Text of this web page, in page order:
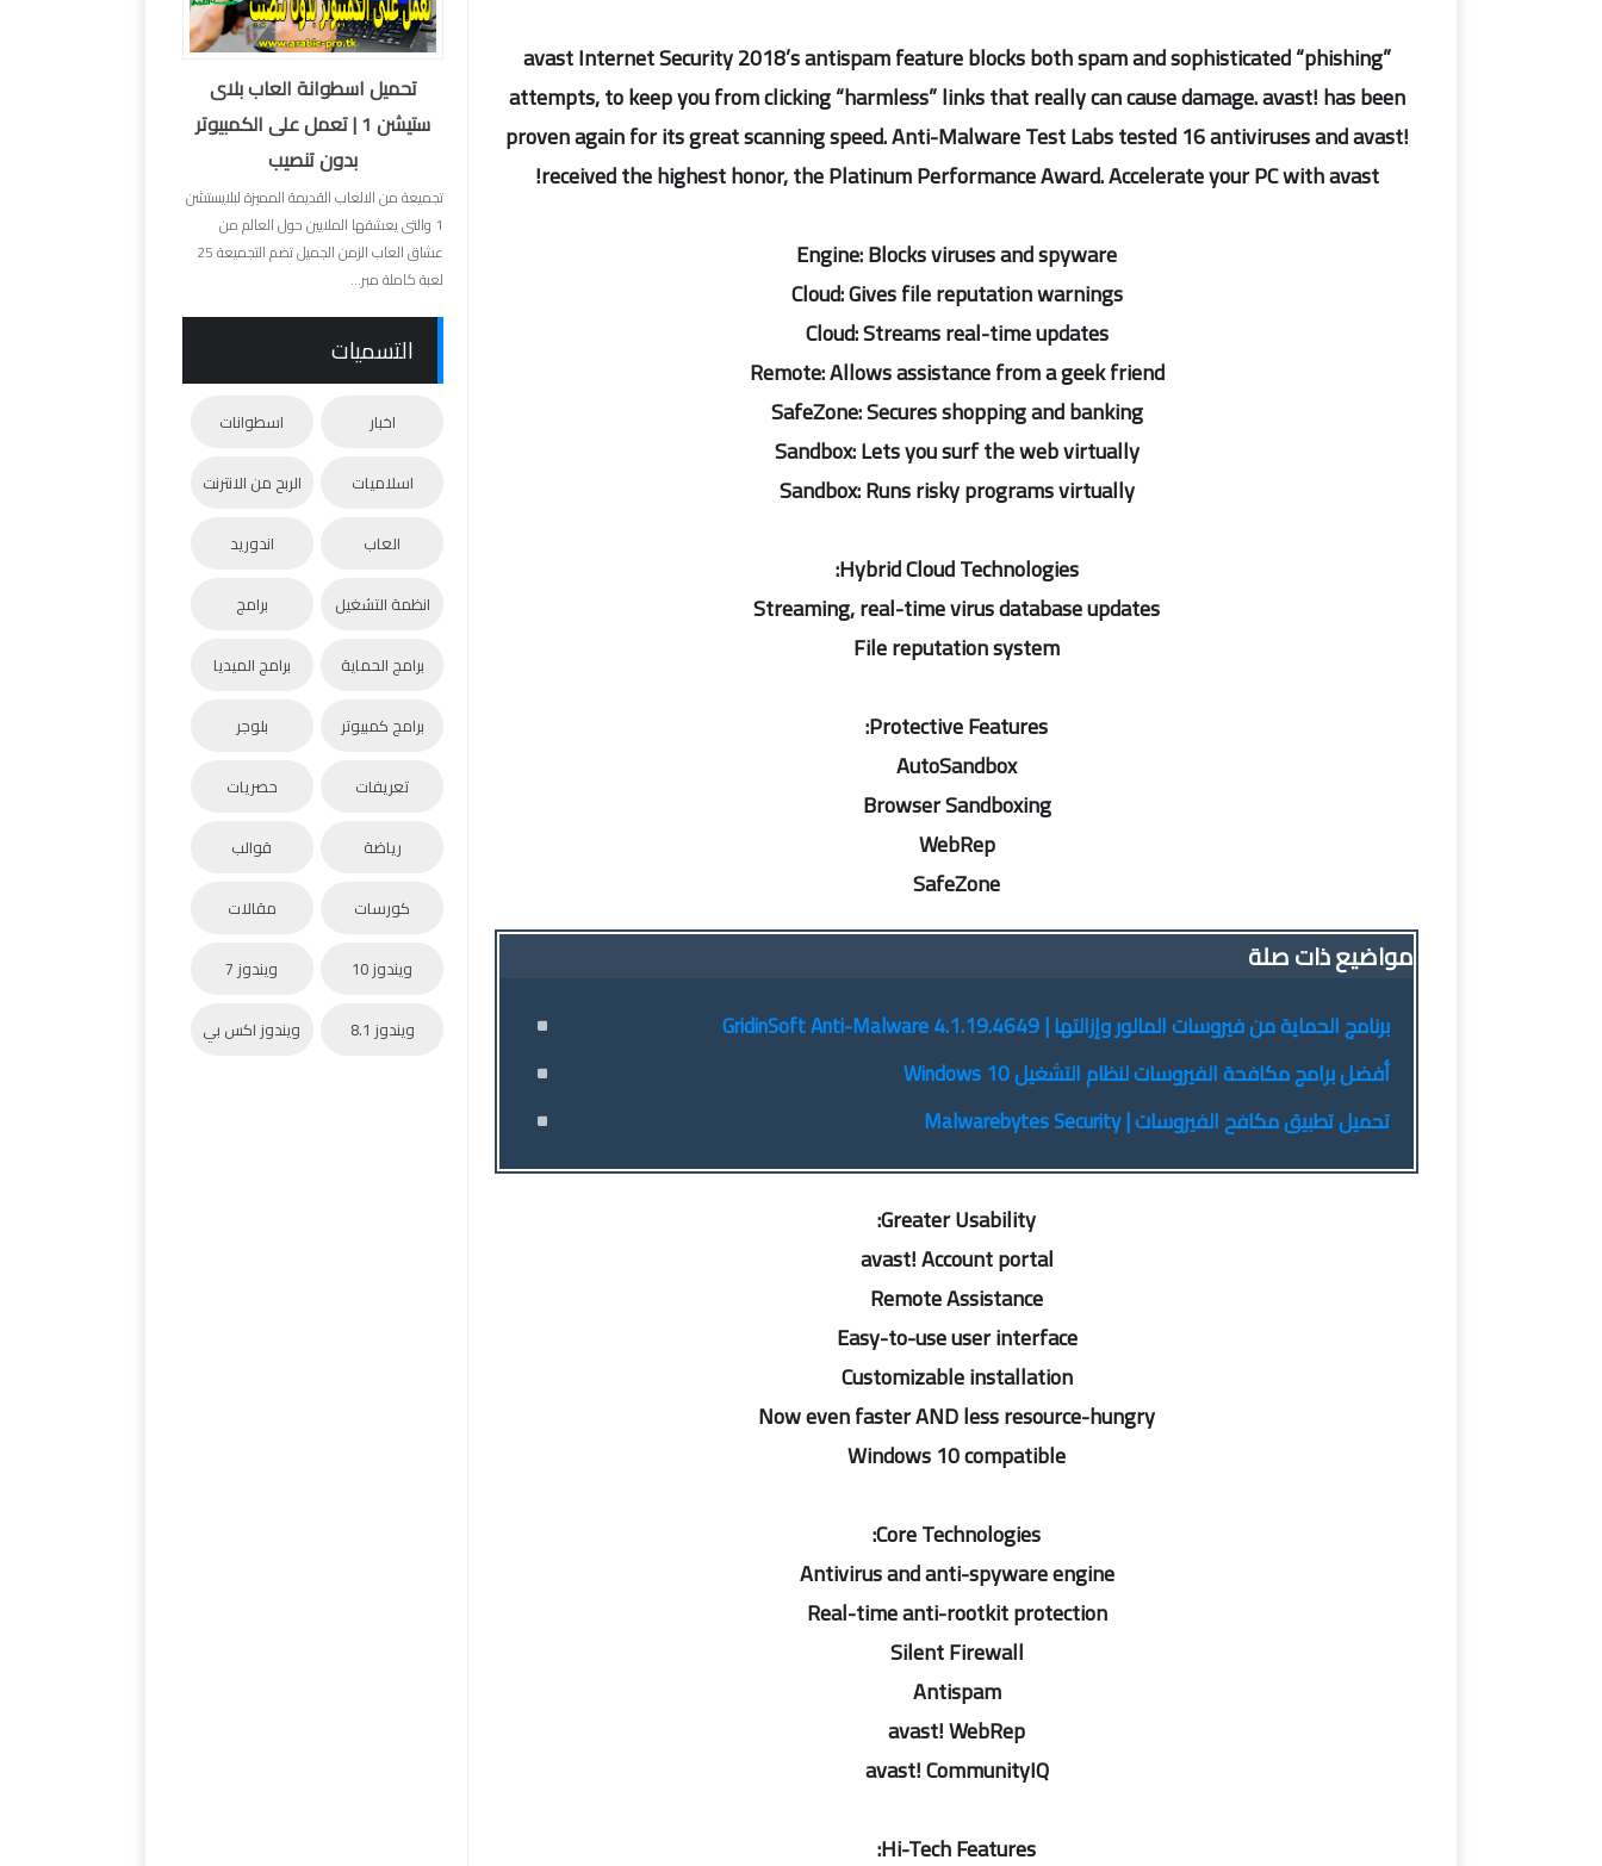
avast Internet Security 2018’s antispam feature blocks both spam and sophisticated “phishing”
attempts, to keep you from clicking “harmless” links that really can cause damage. avast! has been
proven again for its great scanning speed. Anti-Malware Test Labs tested 16 antiviruses and avast!
received the highest honor, the Platinum Performance Award. Accelerate your PC with avast!
Engine: Blocks viruses and spyware
Cloud: Gives file reputation warnings
Cloud: Streams real-time updates
Remote: Allows assistance from a geek friend
SafeZone: Secures shopping and banking
Sandbox: Lets you surf the web virtually
Sandbox: Runs risky programs virtually
Hybrid Cloud Technologies:
Streaming, real-time virus database updates
File reputation system
Protective Features:
AutoSandbox
Browser Sandboxing
WebRep
SafeZone
مواضيع ذات صلة
برنامج الحماية من فيروسات المالور وإزالتها | GridinSoft Anti-Malware 4.1.19.4649
أفضل برامج مكافحة الفيروسات لنظام التشغيل Windows 10
تحميل تطبيق مكافح الفيروسات | Malwarebytes Security
Greater Usability:
avast! Account portal
Remote Assistance
Easy-to-use user interface
Customizable installation
Now even faster AND less resource-hungry
Windows 10 compatible
Core Technologies:
Antivirus and anti-spyware engine
Real-time anti-rootkit protection
Silent Firewall
Antispam
avast! WebRep
avast! CommunityIQ
Hi-Tech Features:
تحميل اسطوانة العاب بلاى
ستيشن 1 | تعمل على الكمبيوتر
بدون تنصيب
تجميعة من الالعاب القديمة المميزة لبلايستشن
1 والتى يعشقها الملايين حول العالم من
عشاق العاب الزمن الجميل تضم التجميعة 25
لعبة كاملة مبر...
التسميات
اخبار اسطوانات
اسلاميات الربح من الانترنت
العاب اندوريد
انظمة التشغيل برامج
برامج الحماية برامج الميديا
برامج كمبيوتر بلوجر
تعريفات حصريات
رياضة قوالب
كورسات مقالات
ويندوز 10 ويندوز 7
ويندوز 8.1 ويندوز اكس بي